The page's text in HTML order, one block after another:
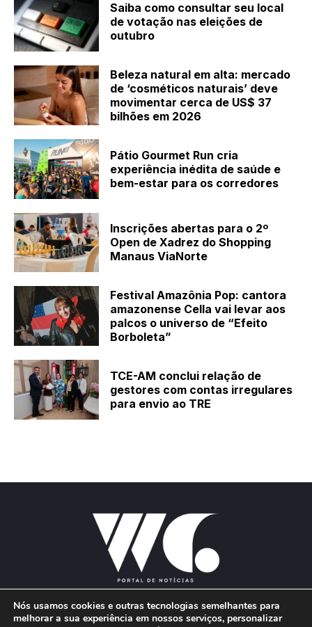
Saiba como consultar seu local
de votação nas eleições de
outubro
Beleza natural em alta: mercado
de ‘cosméticos naturais’ deve
movimentar cerca de US$ 37
bilhões em 2026
Pátio Gourmet Run cria
experiência inédita de saúde e
bem-estar para os corredores
Inscrições abertas para o 2º
Open de Xadrez do Shopping
Manaus ViaNorte
Festival Amazônia Pop: cantora
amazonense Cella vai levar aos
palcos o universo de “Efeito
Borboleta”
TCE-AM conclui relação de
gestores com contas irregulares
para envio ao TRE
Nós usamos cookies e outras tecnologias semelhantes para
melhorar a sua experiência em nossos serviços, personalizar